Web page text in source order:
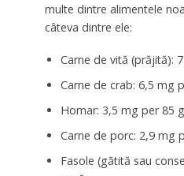
multe dintre alimentele
câteva dintre ele:
Carne de vită (prăjită):
Carne de crab: 6,5 mg
Homar: 3,5 mg per 85 g
Carne de porc: 2,9 mg
Fasole (gătită sau